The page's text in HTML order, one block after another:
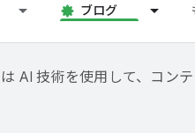
ブログ
AI 技術を使用して、コン